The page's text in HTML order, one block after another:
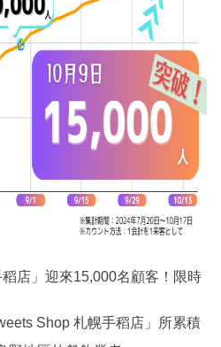
稻店」迎來15,000名顧客！限時
Shop 札幌手稻店」所累積